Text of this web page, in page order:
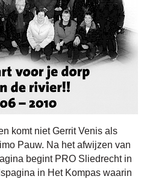
komt niet Gerrit Venis als
Pauw. Na het afwijzen van
begint PRO Sliedrecht in
in Het Kompas waarin